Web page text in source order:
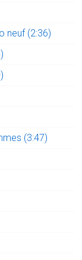
neuf (2:36)
(3:47)